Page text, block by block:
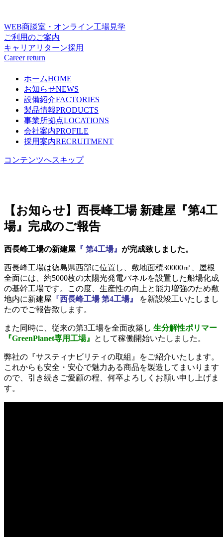
WEB商談室・オンライン工場見学
ご利用のご案内
キャリアリターン採用
Career return
ホームHOME
お知らせNEWS
設備紹介FACTORIES
製品情報PRODUCTS
事業所拠点LOCATIONS
会社案内PROFILE
採用案内RECRUITMENT
コンテンツへスキップ
【お知らせ】西長峰工場 新建屋『第4工
場』完成のご報告
西長峰工場の新建屋 『 第4工場』 が完成致しました。
西長峰工場は徳島県西部に位置し、敷地面積30000㎡、屋根
全面には、約5000枚の太陽光発電パネルを設置した船場化成
の基幹工場です。
この度、生産性の向上と能力増強のため敷
地内に新建屋 『西長峰工場 第4工場』
を新設竣工いたしまし
たのでご報告致します。
また同時に、従来の第3工場を全面改築し 生分解性ポリマー
『GreenPlanet専用工場』
として稼働開始いたしました。
弊社の『サスティナビリティの取組 』をご紹介いたします。
これからも安全・安心で魅力ある商品を製造してまいります
ので、引き続きご愛顧の程、何卒よろしくお願い申し上げま
す。